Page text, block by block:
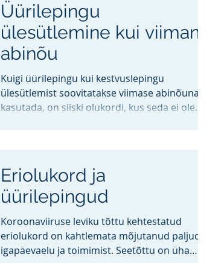
Üürilepingu
ülesütlemine kui viimane
abinõu
Kuigi üürilepingu kui kestvuslepingu
ülesütlemist soovitatakse viimase abinõuna
kasutada, on siiski olukordi, kus seda ei ole
Eriolukord ja
üürilepingud
Koroonaviiruse leviku tõttu kehtestatud
eriolukord on kahtlemata mõjutanud paljude
igapäevaelu ja toimimist. Seetõttu on üha